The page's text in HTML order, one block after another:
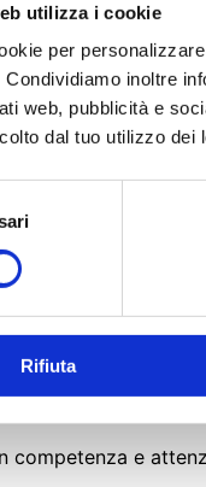
utilizza i cookie
per
Condividiamo inoltre
web, pubblicità e
dal tuo utilizzo dei
Rifiuta
del
competenza e